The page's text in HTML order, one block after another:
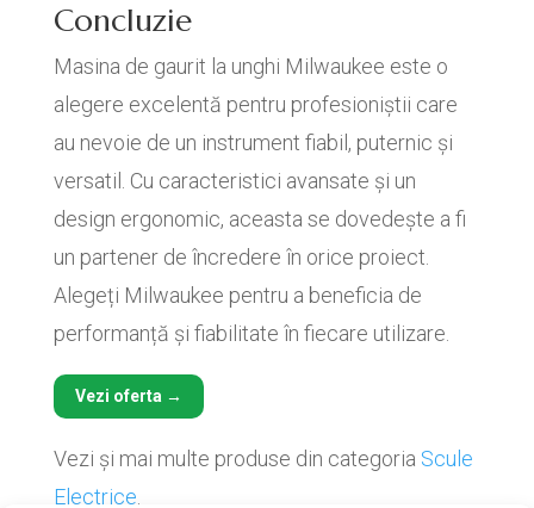
Concluzie
Masina de gaurit la unghi Milwaukee este o
alegere excelentă pentru profesioniștii care
au nevoie de un instrument fiabil, puternic și
versatil. Cu caracteristici avansate și un
design ergonomic, aceasta se dovedește a fi
un partener de încredere în orice proiect.
Alegeți Milwaukee pentru a beneficia de
performanță și fiabilitate în fiecare utilizare.
Vezi oferta →
Vezi și mai multe produse din categoria Scule
Electrice